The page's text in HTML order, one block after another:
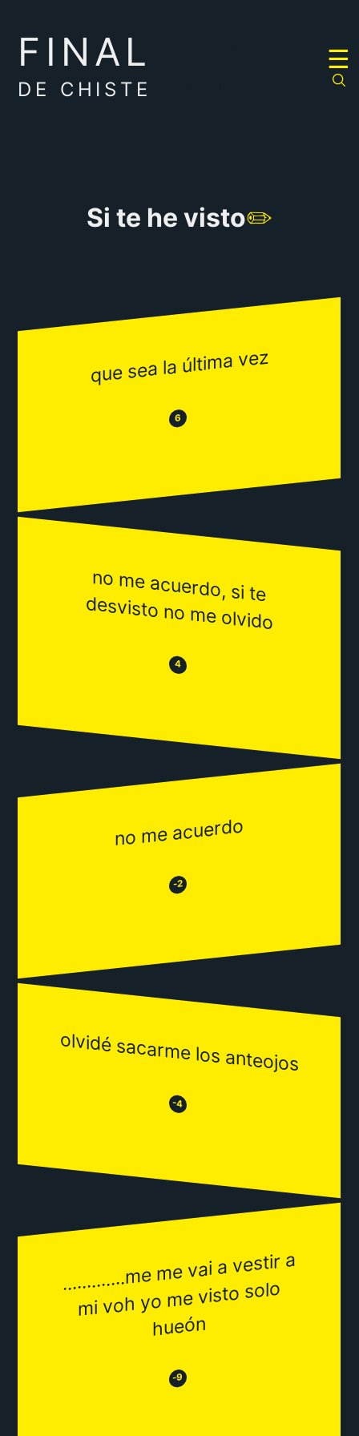
FINAL
DE CHISTE
☰
Si te he visto✏️
que sea la última vez
😒 6 😂
no m
e acuerdo, si te
desvisto no m
e olvido
😒 4 😂
no me acuerdo
😒 -2 😂
olvidé sacarme los anteojos
😒 -4 😂
.............
me
me vai a vestir a
mi voh yo
me visto solo
hueón
😒 -9 😂